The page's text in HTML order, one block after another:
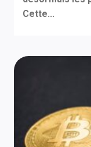
Cette...